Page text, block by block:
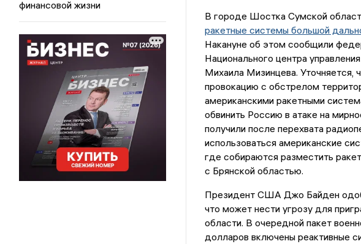
финансовой жизни
В городе Шостка Сумской
ракетные системы большой
Накануне об этом сообщили
Национального центра
Михаила Мизинцева. Уточняется,
провокацию с обстрелом
американскими ракетными
обвинить Россию в атаке на
получили после перехвата
использоваться американские
где собираются разместить
с Брянской областью.
Президент США Джо Байден
что может нести угрозу для
области. В очередной пакет
долларов включены реактивные